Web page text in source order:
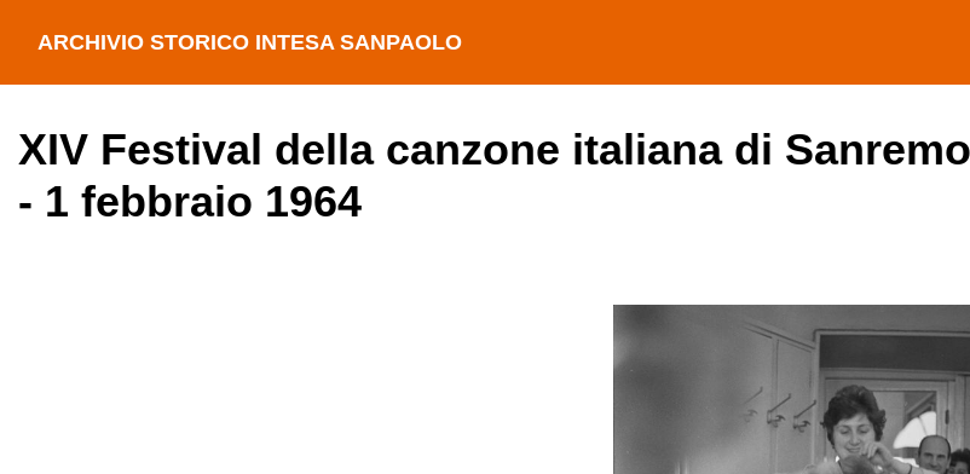
ARCHIVIO STORICO INTESA SANPAOLO
XIV Festival della canzone italiana di
- 1 febbraio 1964